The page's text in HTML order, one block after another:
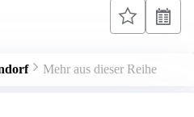
Mehr aus dieser Reihe